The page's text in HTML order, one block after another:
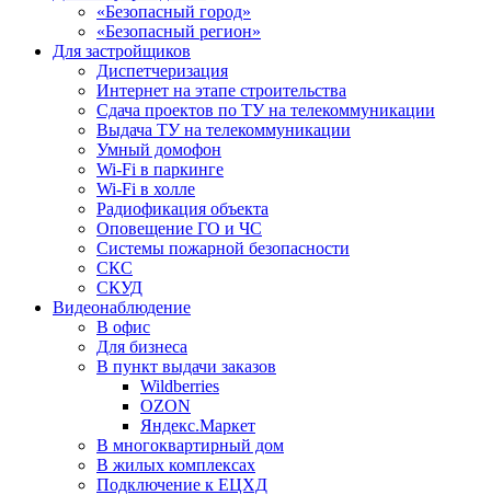
«Безопасный город»
«Безопасный регион»
Для застройщиков
Диспетчеризация
Интернет на этапе строительства
Сдача проектов по ТУ на телекоммуникации
Выдача ТУ на телекоммуникации
Умный домофон
Wi-Fi в паркинге
Wi-Fi в холле
Радиофикация объекта
Оповещение ГО и ЧС
Системы пожарной безопасности
СКС
СКУД
Видеонаблюдение
В офис
Для бизнеса
В пункт выдачи заказов
Wildberries
OZON
Яндекс.Маркет
В многоквартирный дом
В жилых комплексах
Подключение к ЕЦХД